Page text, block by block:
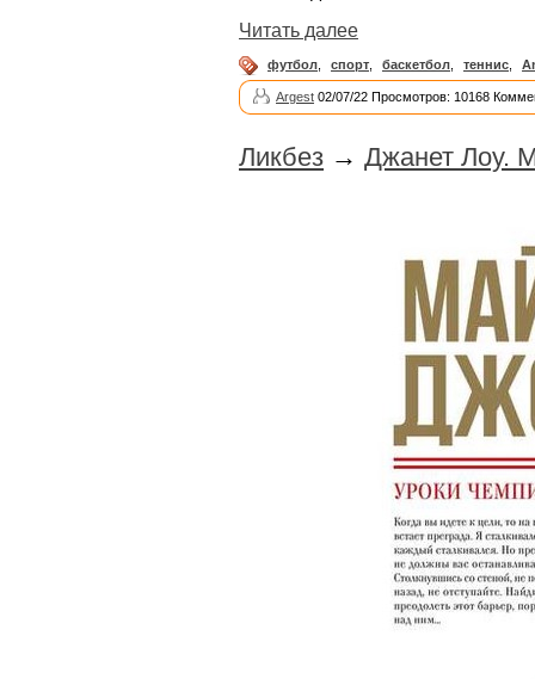
Читать далее
футбол спорт баскетбол теннис
Argest 02/07/22 Просмотров: 10168
Ликбез → Джанет Лоу.